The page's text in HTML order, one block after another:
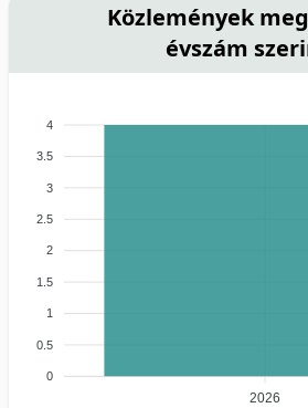
Közlemények
évszám
4
3.5
3
2.5
2
1.5
1
0.5
0
2026